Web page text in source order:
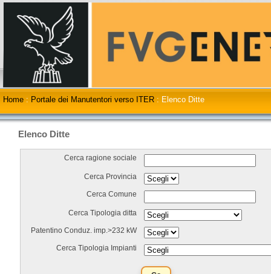
Home : Portale dei Manutentori verso ITER : Elenco Ditte
Elenco Ditte
Cerca ragione sociale
Cerca Provincia
Cerca Comune
Cerca Tipologia ditta
Patentino Conduz. imp.>232 kW
Cerca Tipologia Impianti